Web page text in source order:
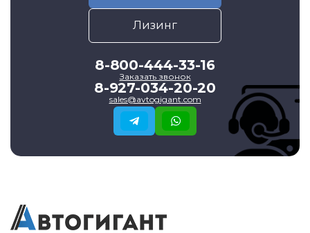
Лизинг
8-800-444-33-16
Заказать звонок
8-927-034-20-20
sales@avtogigant.com